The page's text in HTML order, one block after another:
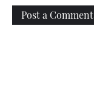
Post a Comment